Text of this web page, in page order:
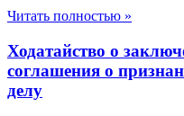
Читать полностью »
Ходатайство о
соглашения о
делу